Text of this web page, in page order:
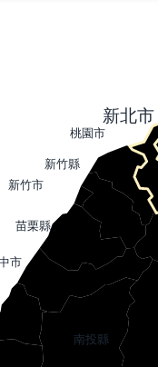
新北市
桃園市
新竹市
新竹縣
苗栗縣
市
南投縣